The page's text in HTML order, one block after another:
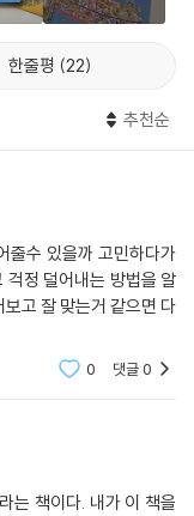
니다. 이 경고 신호가
과 마음은 어떤 느낌을
안과 걱정이 찾아왔을
있도록 친절하고 섬세
보세요. 여러분의 세상
어날 것입니다.
는 뜻이 아니에요.”
용기와 행복
을 느끼는 모든 사람에
들어 도전 또는 실패와
유머러스하게 설명합니
에서 소개하는 10여 가
한줄평 22
추천순
줄수 있을까 고민하다가
걱정 덜어내는 방법을 알
고 잘 맞는거 같으면 다
0 댓글0
는 책이다. 내가 이 책을